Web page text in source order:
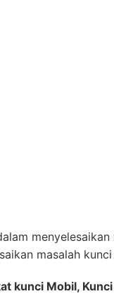
menyelesaikan
masalah kunci
kunci Mobil,